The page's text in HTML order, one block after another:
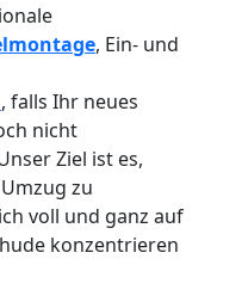
, Ein- und
, falls Ihr neues
nicht
Ziel ist es,
zu
voll und ganz auf
konzentrieren